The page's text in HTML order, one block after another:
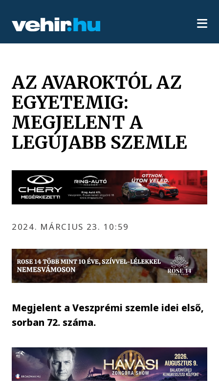
AZ AVAROKTÓL AZ
EGYETEMIG:
MEGJELENT A
LEGÚJABB SZEMLE
2024. MÁRCIUS 23. 10:59
Megjelent a Veszprémi szemle idei első,
sorban 72. száma.